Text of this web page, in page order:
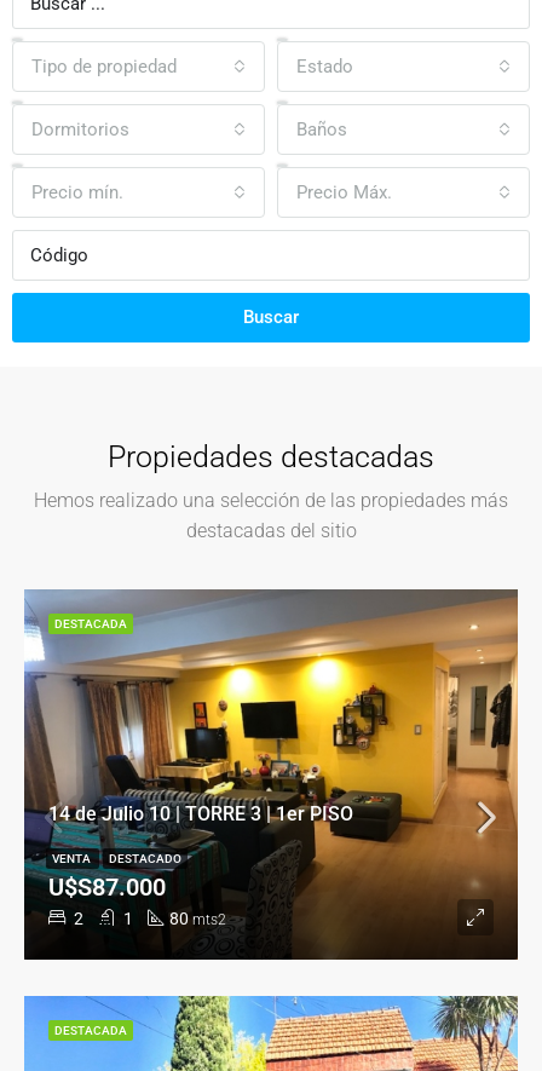
Tipo de propiedad Estado
Dormitorios Baños
Precio mín. Precio Máx.
Buscar
Propiedades destacadas
Hemos realizado una selección de las propiedades más
destacadas del sitio
14 de Julio 10 | TORRE 3 | 1er PISO
2 1 80 mts2
U$S87.000
VENTA DESTACADO
DESTACADA
DESTACADA